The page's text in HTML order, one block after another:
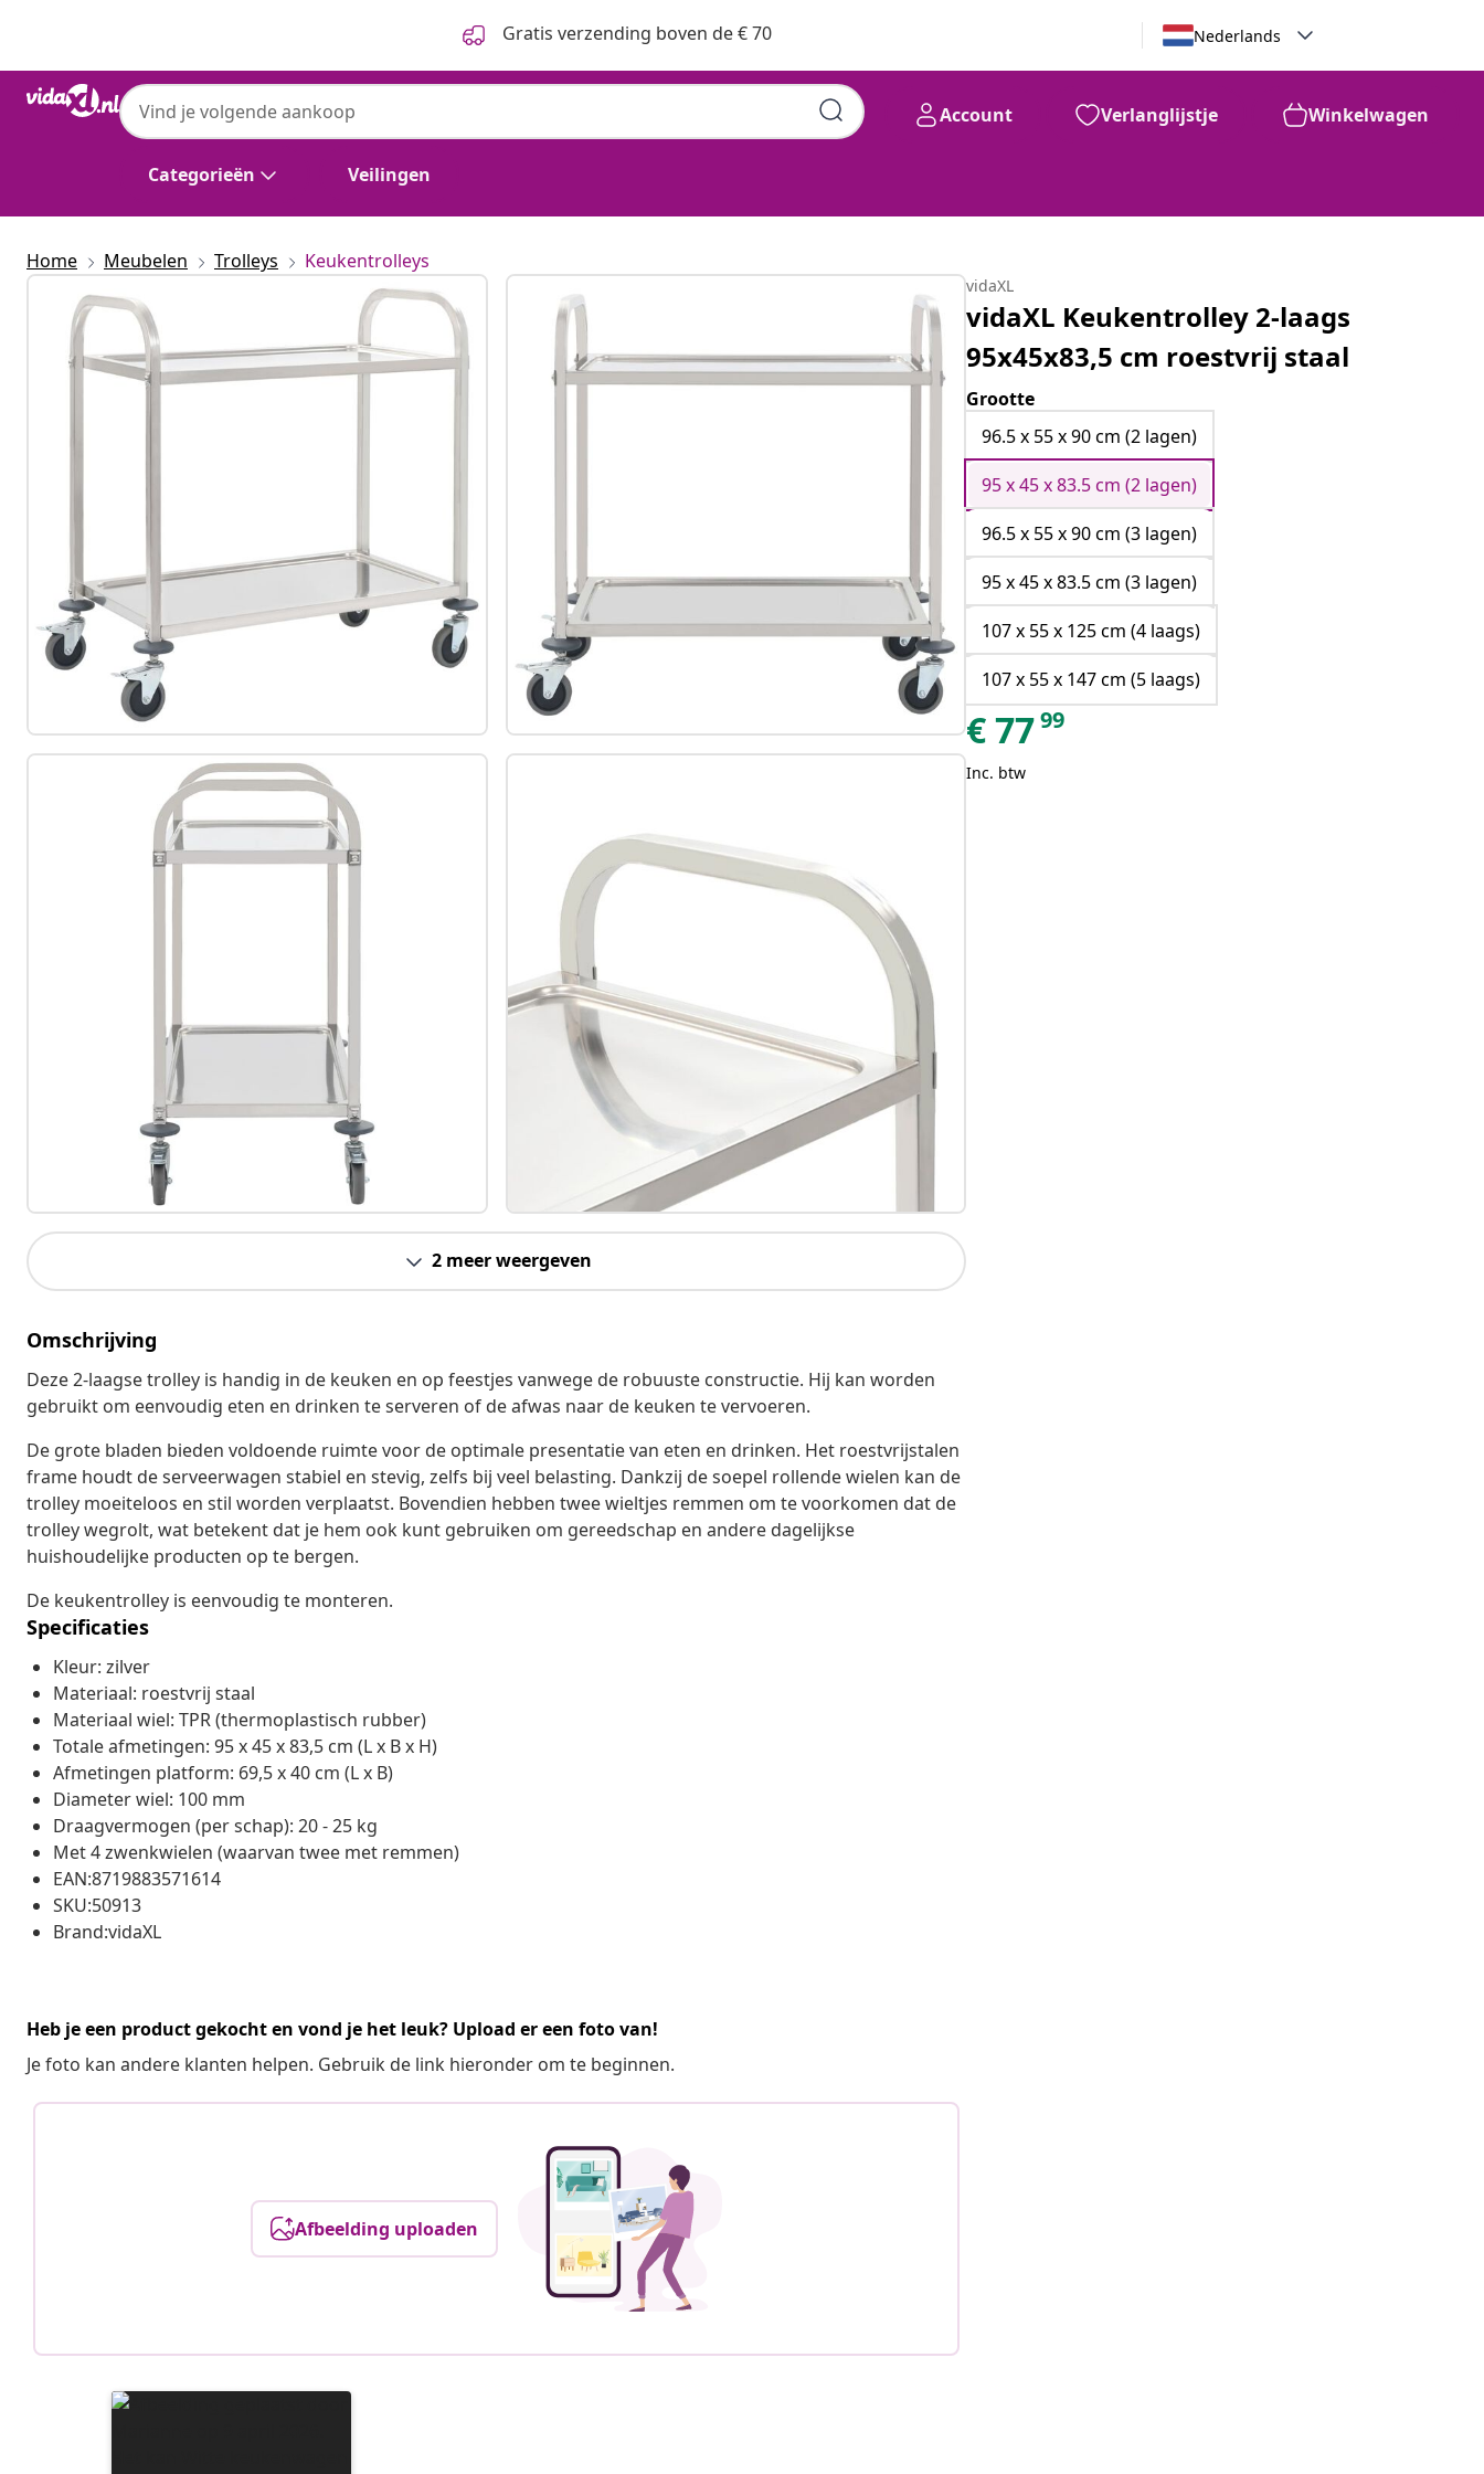
Gratis verzending boven de € 70 Nederlands
Categorieën Veilingen
Account Verlanglijstje Winkelwagen
Home Meubelen Trolleys Keukentrolleys
2 meer weergeven
Omschrijving
Deze 2-laagse trolley is handig in de keuken en op feestjes vanwege de robuuste constructie. Hij kan worden
gebruikt om eenvoudig eten en drinken te serveren of de afwas naar de keuken te vervoeren.
De grote bladen bieden voldoende ruimte voor de optimale presentatie van eten en drinken. Het roestvrijstalen
frame houdt de serveerwagen stabiel en stevig, zelfs bij veel belasting. Dankzij de soepel rollende wielen kan de
trolley moeiteloos en stil worden verplaatst. Bovendien hebben twee wieltjes remmen om te voorkomen dat de
trolley wegrolt, wat betekent dat je hem ook kunt gebruiken om gereedschap en andere dagelijkse
huishoudelijke producten op te bergen.
De keukentrolley is eenvoudig te monteren.
Specificaties
Kleur: zilver
Materiaal: roestvrij staal
Materiaal wiel: TPR (thermoplastisch rubber)
Totale afmetingen: 95 x 45 x 83,5 cm (L x B x H)
Afmetingen platform: 69,5 x 40 cm (L x B)
Diameter wiel: 100 mm
Draagvermogen (per schap): 20 - 25 kg
Met 4 zwenkwielen (waarvan twee met remmen)
EAN:8719883571614
SKU:50913
Brand:vidaXL
Heb je een product gekocht en vond je het leuk? Upload er een foto van!
Je foto kan andere klanten helpen. Gebruik de link hieronder om te beginnen.
Afbeelding uploaden
vidaXL
vidaXL Keukentrolley 2-laags
95x45x83,5 cm roestvrij staal
Grootte
96.5 x 55 x 90 cm (2 lagen)
95 x 45 x 83.5 cm (2 lagen)
96.5 x 55 x 90 cm (3 lagen)
95 x 45 x 83.5 cm (3 lagen)
107 x 55 x 125 cm (4 laags)
107 x 55 x 147 cm (5 laags)
€7799
Inc. btw